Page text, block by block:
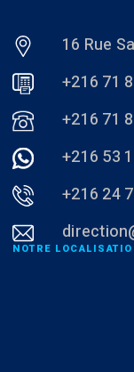
16 Rue
+216 71
+216 71
+216 53
+216 24
NOTRE